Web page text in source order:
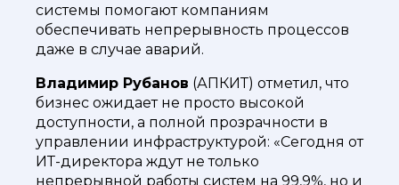
системы помогают компаниям
обеспечивать непрерывность процессов
даже в случае аварий.
Владимир Рубанов (АПКИТ) отметил, что
бизнес ожидает не просто высокой
доступности, а полной прозрачности в
управлении инфраструктурой: «Сегодня от
ИТ-директора ждут не только
непрерывной работы систем на 99,9%, но и